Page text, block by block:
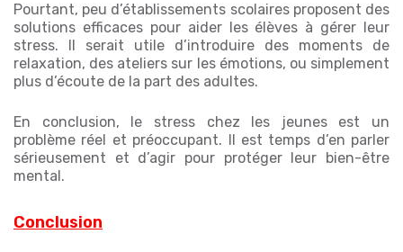
Pourtant, peu d’établissements scolaires proposent des
solutions efficaces pour aider les élèves à gérer leur
stress. Il serait utile d’introduire des moments de
relaxation, des ateliers sur les émotions, ou simplement
plus d’écoute de la part des adultes.
En conclusion, le stress chez les jeunes est un
problème réel et préoccupant. Il est temps d’en parler
sérieusement et d’agir pour protéger leur bien-être
mental.
Conclusion